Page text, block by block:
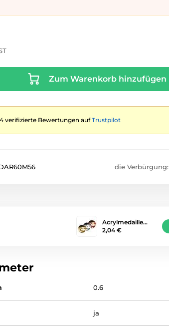
Zum Warenkorb hinzufügen
verifizierte Bewertungen aufTrustpilot
die Verbürgung:
Acrylmedaille…
2,04 €
0.6
ja